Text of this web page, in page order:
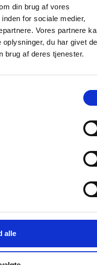
din brug af vores
for sociale medier,
Vores partnere
du har givet
brug af deres tjenester.
alle
tilbud direkte